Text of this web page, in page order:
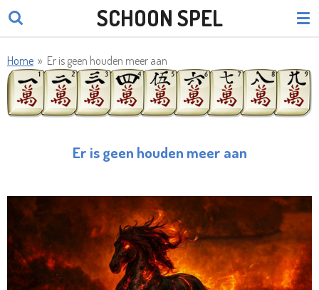
Ga
de
hoofdinhoud
SCHOON SPEL
Home » Er is geen houden meer aan
Er is geen houden meer aan